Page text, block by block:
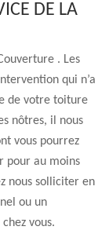
DE LA
. Les
qui n’a
de votre toiture
nôtres, il nous
vous pourrez
pour au moins
nous solliciter en
ou un
vous.